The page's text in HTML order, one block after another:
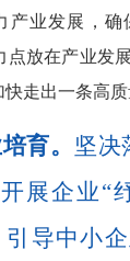
产业发展，
点放在产业发
走出一条高质
育。 坚决
展企业“
导中小